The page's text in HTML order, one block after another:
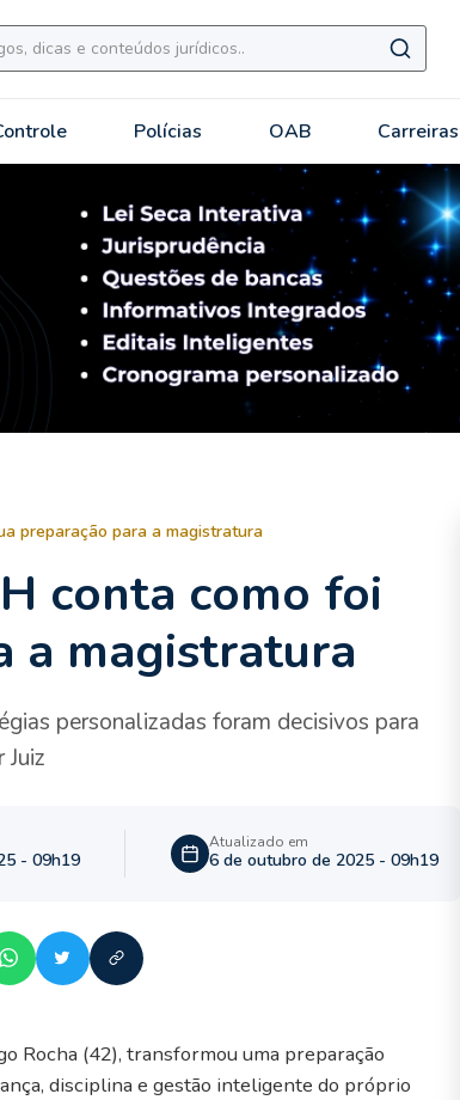
Polícias OAB Carreiras
preparação para a magistratura
conta como foi
a magistratura
personalizadas foram decisivos para
- 09h19
Atualizado em
6 de outubro de 2025 - 09h19
Rocha (42), transformou uma preparação
disciplina e gestão inteligente do próprio